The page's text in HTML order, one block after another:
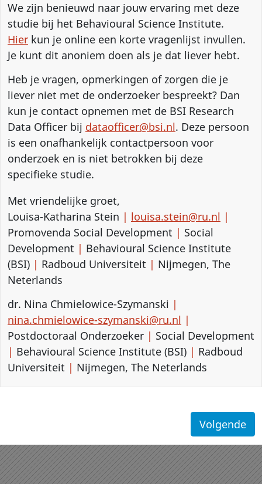
We zijn benieuwd naar jouw ervaring met deze
studie bij het Behavioural Science Institute.
Hier kun je online een korte vragenlijst invullen.
Je kunt dit anoniem doen als je dat liever hebt.
Heb je vragen, opmerkingen of zorgen die je
liever niet met de onderzoeker bespreekt? Dan
kun je contact opnemen met de BSI Research
Data Officer bij dataofficer@bsi.nl. Deze persoon
is een onafhankelijk contactpersoon voor
onderzoek en is niet betrokken bij deze
specifieke studie.
Met vriendelijke groet,
Louisa-Katharina Stein | louisa.stein@ru.nl |
Promovenda Social Development | Social
Development | Behavioural Science Institute
(BSI) | Radboud Universiteit | Nijmegen, The
Neterlands
dr. Nina Chmielowice-Szymanski |
nina.chmielowice-szymanski@ru.nl |
Postdoctoraal Onderzoeker | Social Development
| Behavioural Science Institute (BSI) | Radboud
Universiteit | Nijmegen, The Neterlands
Volgende